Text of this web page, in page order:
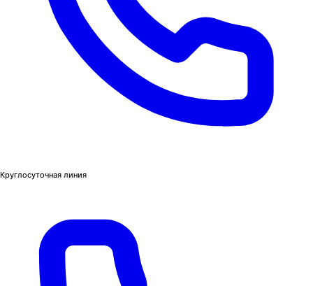
Круглосуточная линия